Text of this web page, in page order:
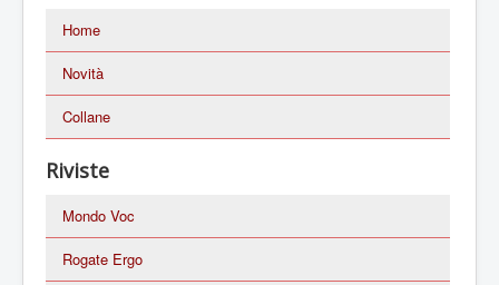
Home
Novità
Collane
Riviste
Mondo Voc
Rogate Ergo